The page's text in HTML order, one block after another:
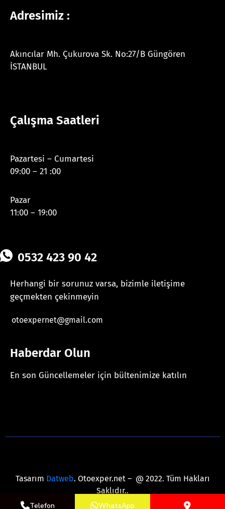
Adresimiz :
Akıncılar Mh. Çukurova Sk. No:27/B Güngören
İSTANBUL
Çalışma Saatleri
Pazartesi – Cumartesi
09:00 – 21 :00
Pazar
11:00 – 19:00
0532 423 90 42
Herhangi bir sorunuz varsa, bizimle iletişime
geçmekten çekinmeyin
otoexpernet@gmail.com
Haberdar Olun
En son Güncellemeler için bültenimize katılın
Tasarım Datweb. Otoexper.net – @ 2022. Tüm Hakları
Saklıdır..
Telefon
WhatsApp